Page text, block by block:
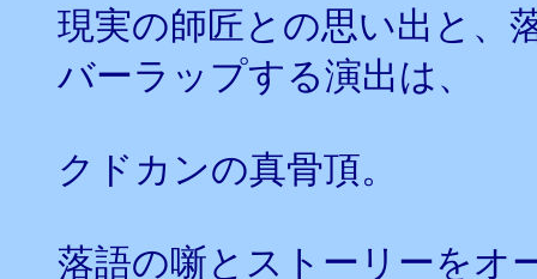
現実の師匠との思い出と、
バーラップする演出は、
クドカンの真骨頂。
落語の噺とストーリーをオ